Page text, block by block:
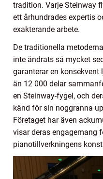
tradition. Varje Steinway
ett århundrades expertis
exakterande arbete.
De traditionella
inte ändrats så mycket
garanterar en
än 12 000 delar
en Steinway-fygel, och
känd för sin noggranna
Företaget har även
visar deras engagemang
pianotillverkningens